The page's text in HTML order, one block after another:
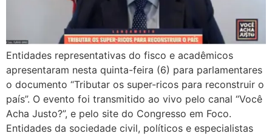
Entidades representativas do fisco e acadêmicos
apresentaram nesta quinta-feira (6) para parlamentares
o documento “Tributar os super-ricos para reconstruir o
país”. O evento foi transmitido ao vivo pelo canal “Você
Acha Justo?”, e pelo site do Congresso em Foco.
Entidades da sociedade civil, políticos e especialistas